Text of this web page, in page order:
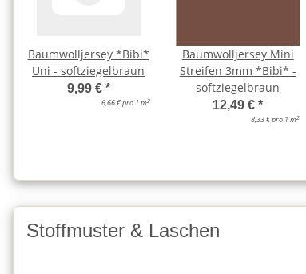
Baumwolljersey *Bibi*
Uni - softziegelbraun
9,99 € *
6,66 € pro 1 m2
Baumwolljersey Mini
Streifen 3mm *Bibi* -
softziegelbraun
12,49 €*
8,33 € pro 1 m2
Stoffmuster & Laschen